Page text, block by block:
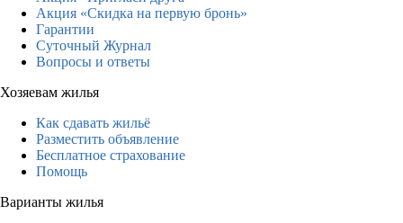
Акция «Скидка на первую бронь»
Гарантии
Суточный Журнал
Вопросы и ответы
Хозяевам жилья
Как сдавать жильё
Разместить объявление
Бесплатное страхование
Помощь
Варианты жилья